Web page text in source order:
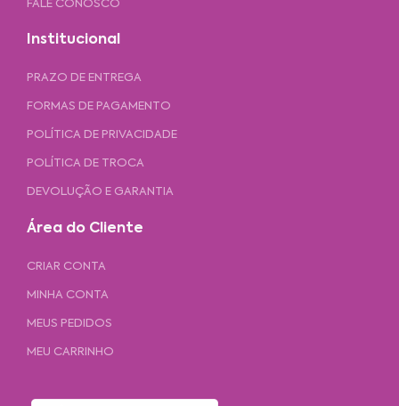
FALE CONOSCO
Institucional
PRAZO DE ENTREGA
FORMAS DE PAGAMENTO
POLÍTICA DE PRIVACIDADE
POLÍTICA DE TROCA
DEVOLUÇÃO E GARANTIA
Área do Cliente
CRIAR CONTA
MINHA CONTA
MEUS PEDIDOS
MEU CARRINHO